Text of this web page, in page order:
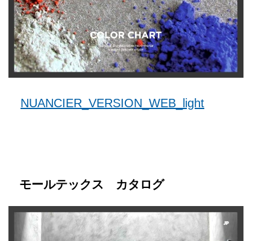
NUANCIER_VERSION_WEB_light
モールテックス カタログ